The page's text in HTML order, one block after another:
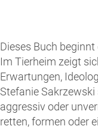
Dieses Buch
Im Tierheim zeigt
Erwartungen,
Stefanie
aggressiv oder
retten, formen oder